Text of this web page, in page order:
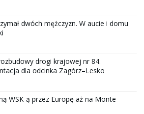
dwóch mężczyzn. W aucie i domu
drogi krajowej nr 84.
dla odcinka Zagórz–Lesko
WSK-ą przez Europę aż na Monte